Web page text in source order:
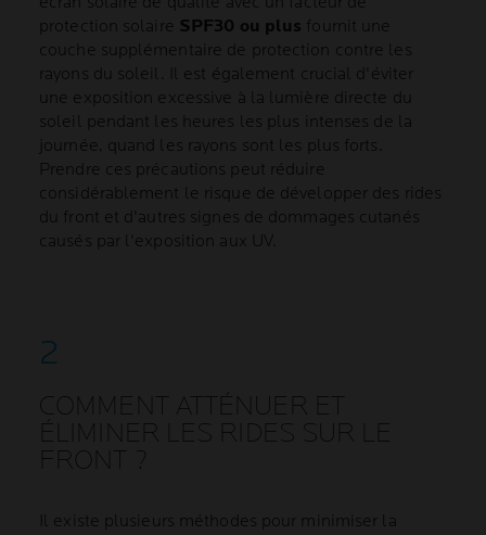
protection solaire SPF30 ou plus fournit une
couche supplémentaire de protection contre les
rayons du soleil. Il est également crucial d'éviter
une exposition excessive à la lumière directe du
soleil pendant les heures les plus intenses de la
journée, quand les rayons sont les plus forts.
Prendre ces précautions peut réduire
considérablement le risque de développer des rides
du front et d'autres signes de dommages cutanés
causés par l'exposition aux UV.
COMMENT ATTÉNUER ET
ÉLIMINER LES RIDES SUR LE
FRONT ?
Il existe plusieurs méthodes pour minimiser la